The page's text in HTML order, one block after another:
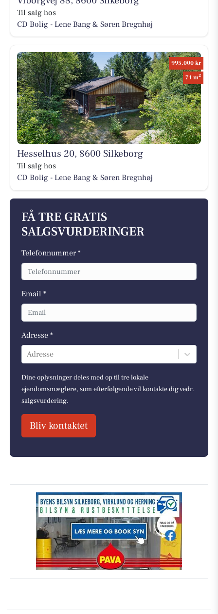
Til salg hos
CD Bolig - Lene Bang & Søren Bregnhøj
995.000 kr
71 m2
Hesselhus 20, 8600 Silkeborg
Til salg hos
CD Bolig - Lene Bang & Søren Bregnhøj
FÅ TRE GRATIS
SALGSVURDERINGER
Telefonnummer *
Email *
Adresse *
Adresse
Dine oplysninger deles med op til tre lokale
ejendomsmæglere, som efterfølgende vil kontakte dig vedr.
salgsvurdering.
Bliv kontaktet